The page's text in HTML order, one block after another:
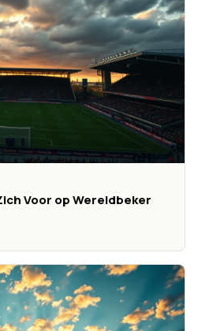
Voor op Wereldbeker